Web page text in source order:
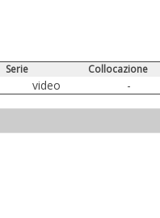
Serie Collocazione
video -